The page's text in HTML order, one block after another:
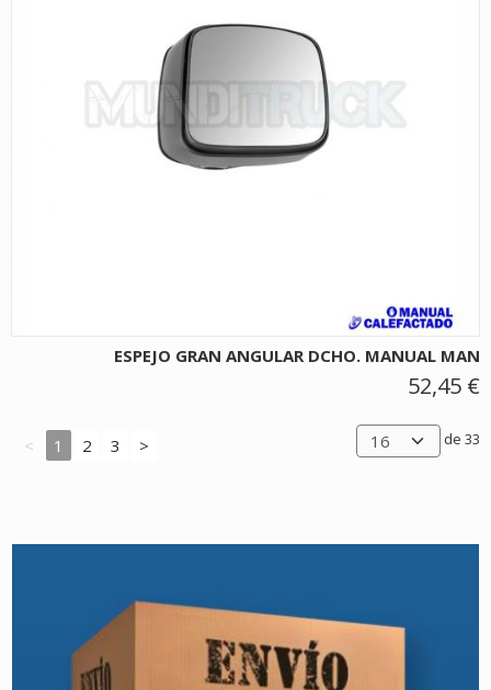
ESPEJO GRAN ANGULAR DCHO. MANUAL MAN
52,45 €
< 1 2 3 > de 33